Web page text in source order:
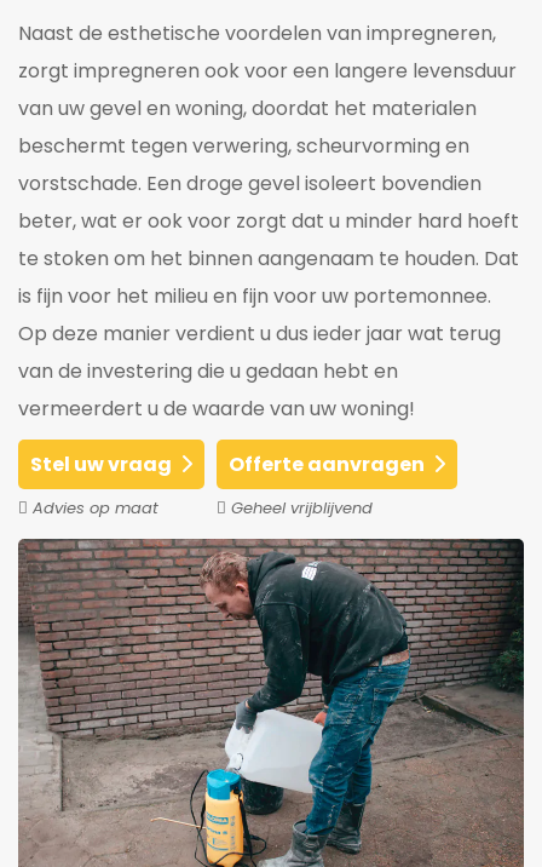
Naast de esthetische voordelen van impregneren,
zorgt impregneren ook voor een langere levensduur
van uw gevel en woning, doordat het materialen
beschermt tegen verwering, scheurvorming en
vorstschade. Een droge gevel isoleert bovendien
beter, wat er ook voor zorgt dat u minder hard hoeft
te stoken om het binnen aangenaam te houden. Dat
is fijn voor het milieu en fijn voor uw portemonnee.
Op deze manier verdient u dus ieder jaar wat terug
van de investering die u gedaan hebt en
vermeerdert u de waarde van uw woning!
Stel uw vraag
Advies op maat
Offerte aanvragen
Geheel vrijblijvend